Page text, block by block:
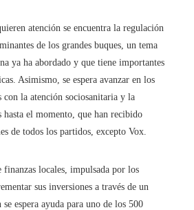
atención se encuentra la regulación
de los grandes buques, un tema
ya ha abordado y que tiene importantes
Asimismo, se espera avanzar en los
con la atención sociosanitaria y la
hasta el momento, que han recibido
de todos los partidos, excepto Vox.
finanzas locales, impulsada por los
sus inversiones a través de un
espera ayuda para uno de los 500